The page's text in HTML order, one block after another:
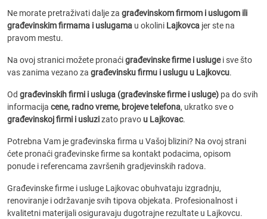
Ne morate pretraživati dalje za građevinskom firmom i uslugom ili
građevinskim firmama i uslugama u okolini Lajkovca jer ste na
pravom mestu.
Na ovoj stranici možete pronaćigrađevinske firme i uslugei sve što
vas zanima vezano za građevinsku firmu i uslugu u Lajkovcu.
Od građevinskih firmi i usluga (građevinske firme i usluge) pa do svih
informacija cene, radno vreme, brojeve telefona, ukratko sve o
građevinskoj firmi i usluzizato pravo u Lajkovac.
Potrebna Vam je građevinska firma u Vašoj blizini? Na ovoj strani
ćete pronaći građevinske firme sa kontakt podacima, opisom
ponude i referencama završenih gradjevinskih radova.
Građevinske firme i usluge Lajkovac obuhvataju izgradnju,
renoviranje i održavanje svih tipova objekata. Profesionalnost i
kvalitetni materijali osiguravaju dugotrajne rezultate u Lajkovcu.